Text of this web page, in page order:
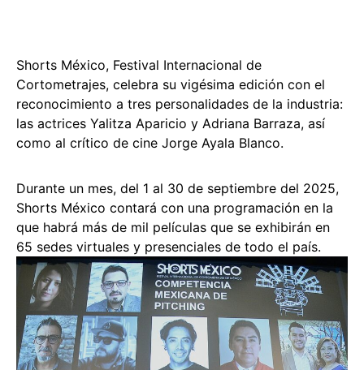
Shorts México, Festival Internacional de
Cortometrajes, celebra su vigésima edición con el
reconocimiento a tres personalidades de la industria:
las actrices Yalitza Aparicio y Adriana Barraza, así
como al crítico de cine Jorge Ayala Blanco.
Durante un mes, del 1 al 30 de septiembre del 2025,
Shorts México contará con una programación en la
que habrá más de mil películas que se exhibirán en
65 sedes virtuales y presenciales de todo el país.